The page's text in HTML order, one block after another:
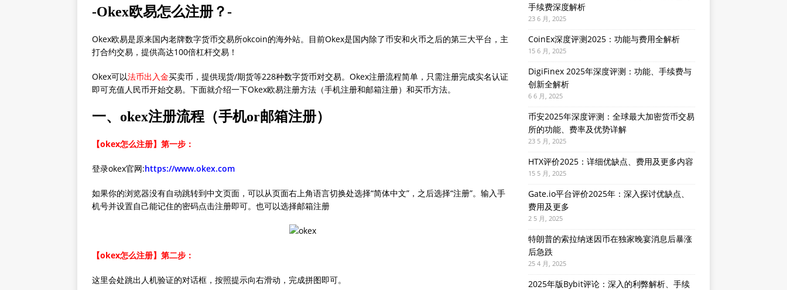
-Okex欧易怎么注册？-
Okex欧易是原来国内老牌数字货币交易所okcoin的海外站。目前Okex是国内除了币安和火币之后的第三大平台，主
打合约交易，提供高达100倍杠杆交易！
Okex可以法币出入金买卖币，提供现货/期货等228种数字货币对交易。Okex注册流程简单，只需注册完成实名认证
即可充值人民币开始交易。下面就介绍一下Okex欧易注册方法（手机注册和邮箱注册）和买币方法。
一、okex注册流程（手机or邮箱注册）
【okex怎么注册】第一步：
登录okex官网:https://www.okex.com
如果你的浏览器没有自动跳转到中文页面，可以从页面右上角语言切换处选择“简体中文”，之后选择“注册”。输入手
机号并设置自己能记住的密码点击注册即可。也可以选择邮箱注册
【okex怎么注册】第二步：
这里会处跳出人机验证的对话框，按照提示向右滑动，完成拼图即可。
手续费深度解析
23 6 月, 2025
CoinEx深度评测2025：功能与费用全解析
15 6 月, 2025
DigiFinex 2025年深度评测：功能、手续费与
创新全解析
6 6 月, 2025
币安2025年深度评测：全球最大加密货币交易
所的功能、费率及优势详解
23 5 月, 2025
HTX评价2025：详细优缺点、费用及更多内容
15 5 月, 2025
Gate.io平台评价2025年：深入探讨优缺点、
费用及更多
2 5 月, 2025
特朗普的索拉纳迷因币在独家晚宴消息后暴涨
后急跌
25 4 月, 2025
2025年版Bybit评论：深入的利弊解析、手续